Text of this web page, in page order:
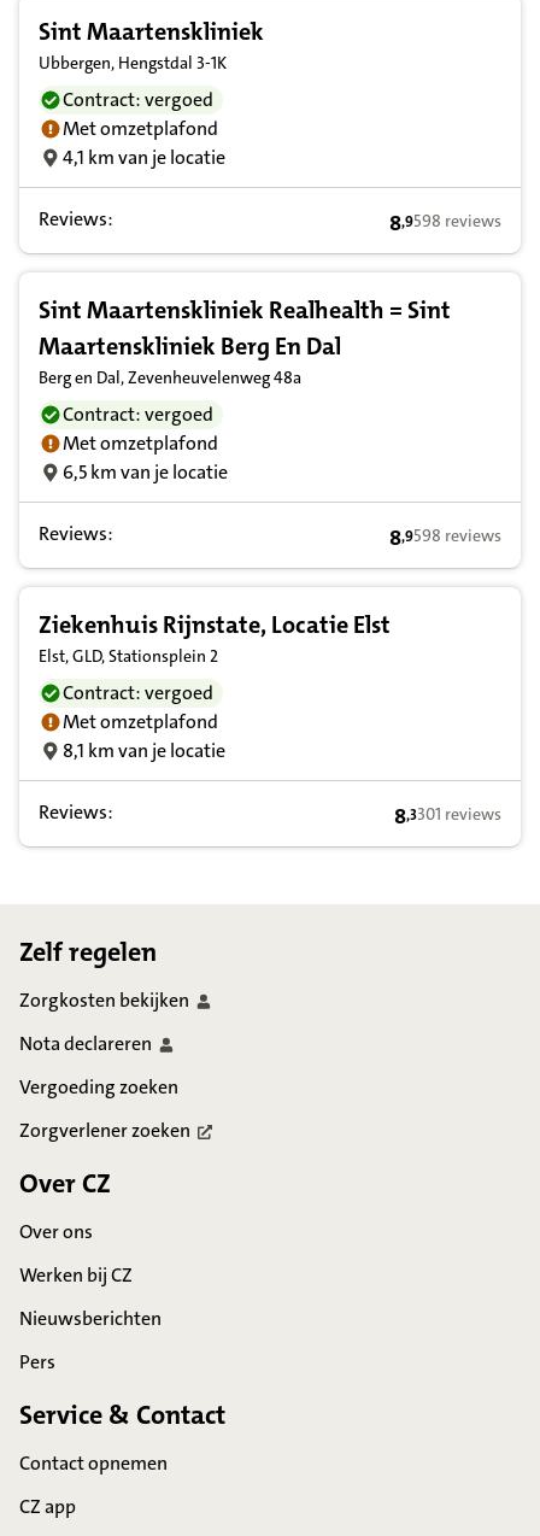
Sint Maartenskliniek
Ubbergen, Hengstdal 3-1K
Contract: vergoed
Met omzetplafond
4,1 km van je locatie
Reviews: 8,9 op basis van
8,9598 reviews
Sint Maartenskliniek Realhealth = Sint
Maartenskliniek Berg En Dal
Berg en Dal, Zevenheuvelenweg 48a
Contract: vergoed
Met omzetplafond
6,5 km van je locatie
Reviews: 8,9 op basis van
8,9598 reviews
Ziekenhuis Rijnstate, Locatie Elst
Elst, GLD, Stationsplein 2
Contract: vergoed
Met omzetplafond
8,1 km van je locatie
Reviews: 8,3 op basis van
8,3301 reviews
Zelf regelen
Zorgkosten bekijken
Notadeclareren
Vergoeding zoeken
Zorgverlenerzoeken
Over CZ
Over ons
Werken bij CZ
Nieuwsberichten
Pers
Service & Contact
Contact opnemen
CZ app